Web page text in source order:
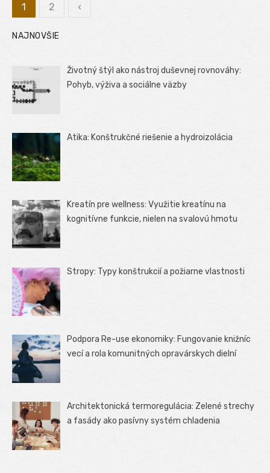
Stránkovanie
príspevkov
1 2 ‹
NAJNOVŠIE
Životný štýl ako nástroj duševnej rovnováhy:
Pohyb, výživa a sociálne väzby
Atika: Konštrukčné riešenie a hydroizolácia
Kreatín pre wellness: Využitie kreatínu na
kognitívne funkcie, nielen na svalovú hmotu
Stropy: Typy konštrukcií a požiarne vlastnosti
Podpora Re-use ekonomiky: Fungovanie knižníc
vecí a rola komunitných opravárskych dielní
Architektonická termoregulácia: Zelené strechy
a fasády ako pasívny systém chladenia